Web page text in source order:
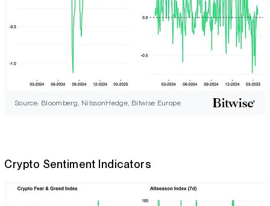
Source: Bloomberg, NilssonHedge, Bitwise Europe
Crypto Sentiment Indicators